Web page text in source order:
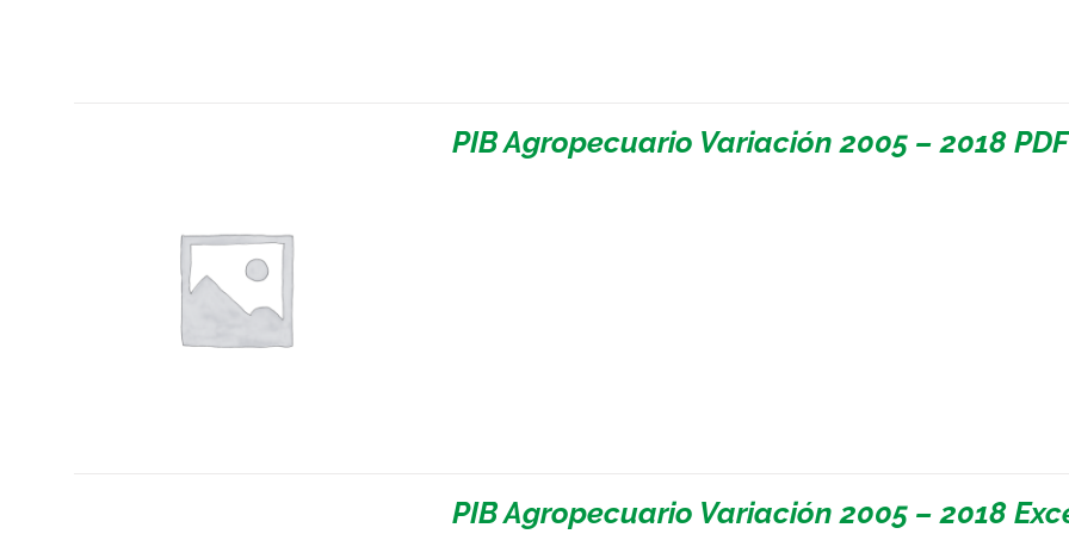
PIB Agropecuario Variación 2005 – 2018 PDF
PIB Agropecuario Variación 2005 – 2018